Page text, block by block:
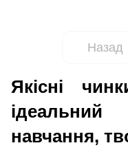
Назад
Якісні
навчання,